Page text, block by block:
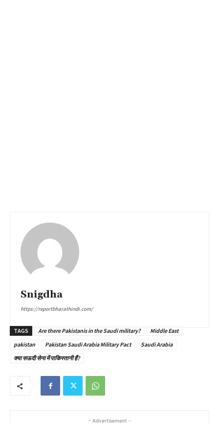
Snigdha
https://reportbharathindi.com/
TAGS Are there Pakistanis in the Saudi military?
Middle East
pakistan
Pakistan Saudi Arabia Military Pact
Saudi Arabia
क्या सऊदी सेना में पाकिस्तानी हैं?
- Advertisement -